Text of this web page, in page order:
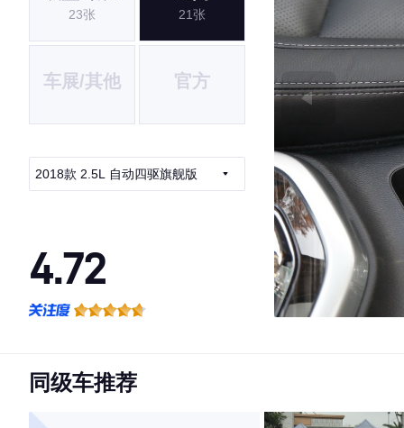
23张 21张
车展/其他 官方
2018款 2.5L 自动四驱旗舰版
4.72
·空间表现较为优秀，优于78%同级车
同级车推荐